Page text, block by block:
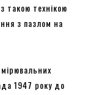
такою технікою
з пазлом на
1947 року до